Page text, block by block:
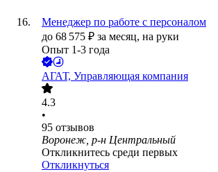
Менеджер по работе с персоналом
до 68 575 ₽ за месяц, на руки
Опыт 1-3 года
АГАТ, Управляющая компания
4.3
•
95 отзывов
Воронеж, р-н Центральный
Откликнитесь среди первых
Откликнуться